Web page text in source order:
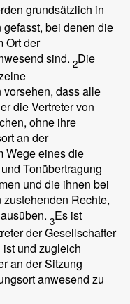
grundsätzlich in
bei denen die
Ort der
sind. 2Die
dass alle
die Vertreter von
ohne ihre
an der
Wege eines die
Tonübertragung
und die ihnen bei
Rechte,
3Es ist
der Gesellschafter
und zugleich
an der Sitzung
anwesend zu